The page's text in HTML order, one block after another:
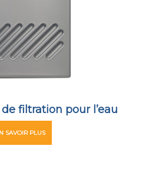
filtration pour l’eau
SAVOIR PLUS